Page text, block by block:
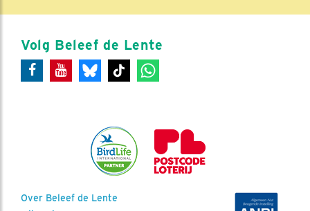
Volg Beleef de Lente
Over Beleef de Lente